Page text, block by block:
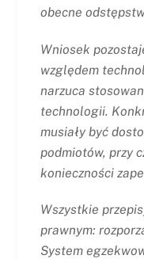
obecne
Wniosek
względem
narzuca
technologii.
musiały być
podmiotów, przy
konieczności
Wszystkie
prawnym:
System